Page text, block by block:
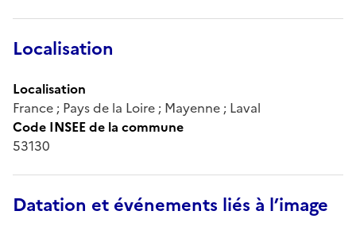
Localisation
Localisation
France ; Pays de la Loire ; Mayenne ; Laval
Code INSEE de la commune
53130
Datation et événements liés à l’image